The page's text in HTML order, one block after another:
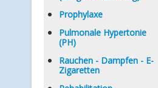
Prophylaxe
Pulmonale Hypertonie
(PH)
Rauchen - Dampfen - E-
Zigaretten